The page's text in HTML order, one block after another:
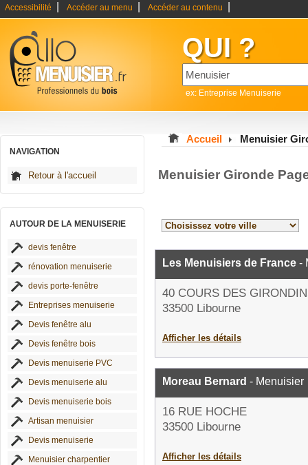
Accessibilité Accéder au menu Accéder au contenu
QUI ?
ex: Entreprise Menuiserie
NAVIGATION
Retour à l'accueil
AUTOUR DE LA MENUISERIE
devis fenêtre
rénovation menuiserie
devis porte-fenêtre
Entreprises menuiserie
Devis fenêtre alu
Devis fenêtre bois
Devis menuiserie PVC
Devis menuiserie alu
Devis menuiserie bois
Artisan menuisier
Devis menuiserie
Menuisier charpentier
Accueil Menuisier
Menuisier Gironde
Les Menuisiers de France -
40 COURS DES
33500 Libourne
Afficher les détails
Moreau Bernard - Menuisier
16 RUE HOCHE
33500 Libourne
Afficher les détails